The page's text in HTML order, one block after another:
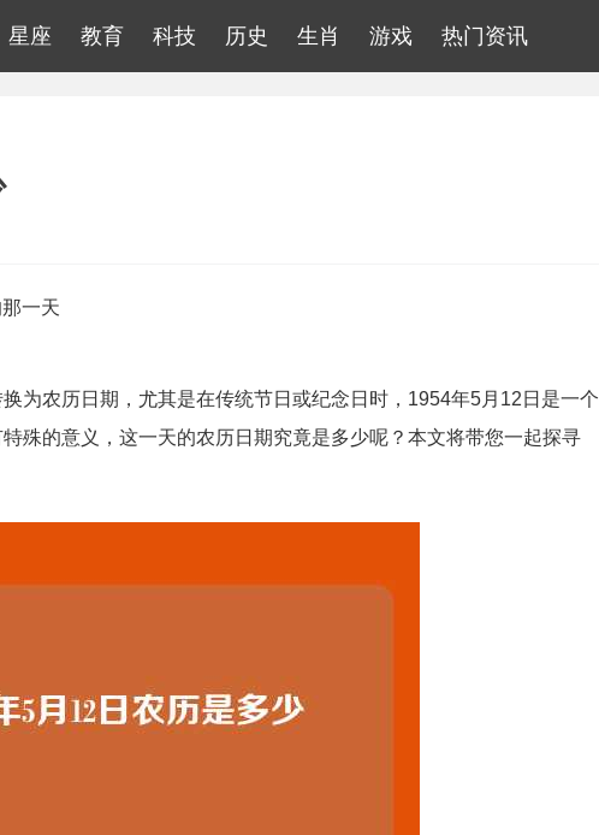
星座 教育 科技 历史 生肖 游戏 热门资讯
一天
为农历日期，尤其是在传统节日或纪念日时，1954年5月12日是一个
殊的意义，这一天的农历日期究竟是多少呢？本文将带您一起探寻